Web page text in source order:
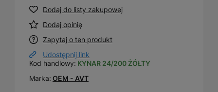
Dodaj do listy zakupowej
Dodaj opinię
Zapytaj o ten produkt
Udostępnij link
Kod handlowy: KYNAR 24/200 ŻÓŁTY
Marka: OEM - AVT